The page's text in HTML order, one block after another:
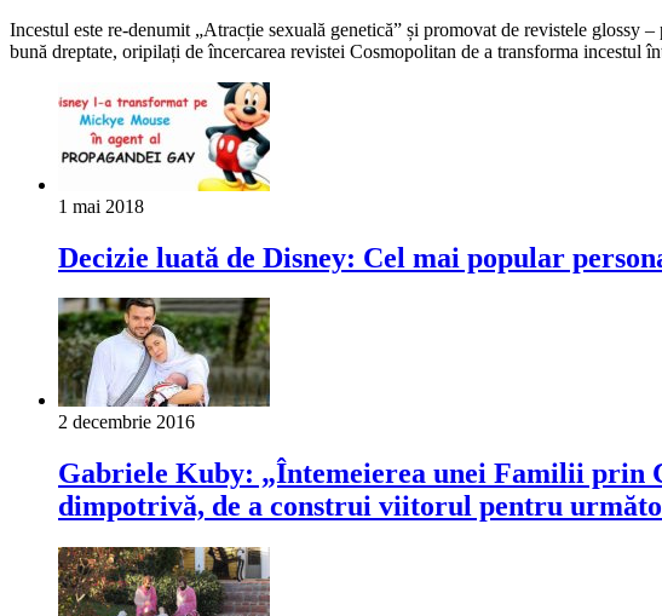
Incestul este re-denumit „Atracție sexuală genetică” și promovat de revistele
bună dreptate, oripilați de încercarea revistei Cosmopolitan de a transforma
1 mai 2018
Decizie luată de Disney: Cel mai popular
2 decembrie 2016
Gabriele Kuby: „Întemeierea unei Familii prin
dimpotrivă, de a construi viitorul pentru